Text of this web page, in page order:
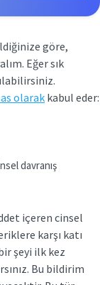
göre,
Eğer sık
olarak kabul eder:
davranış
içeren cinsel
karşı katı
şeyi ilk kez
Bu bildirim